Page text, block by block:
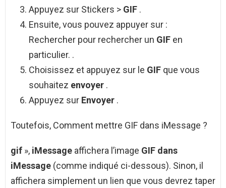
Appuyez sur Stickers > GIF .
Ensuite, vous pouvez appuyer sur :
Rechercher pour rechercher un GIF en
particulier. .
Choisissez et appuyez sur le GIF que vous
souhaitez envoyer .
Appuyez sur Envoyer .
Toutefois, Comment mettre GIF dans iMessage ?
gif », iMessage affichera l’image GIF dans
iMessage (comme indiqué ci-dessous). Sinon, il
affichera simplement un lien que vous devrez taper